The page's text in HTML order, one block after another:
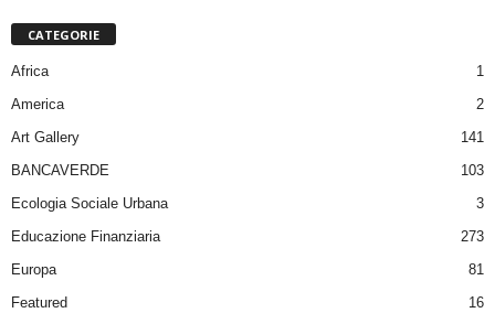
CATEGORIE
Africa
1
America
2
Art Gallery
141
BANCAVERDE
103
Ecologia Sociale Urbana
3
Educazione Finanziaria
273
Europa
81
Featured
16